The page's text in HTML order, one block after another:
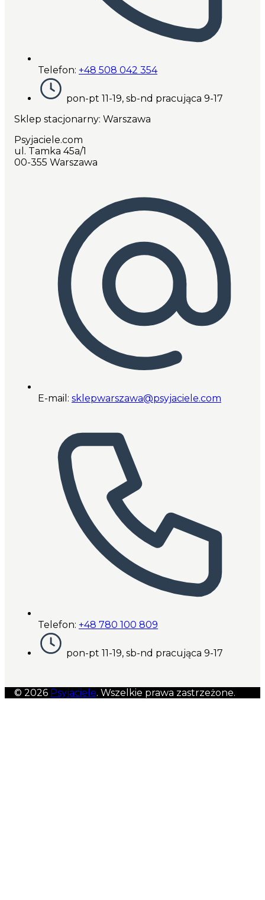
Telefon: +48 508 042 354
pon-pt 11-19, sb-nd pracująca 9-17
Sklep stacjonarny: Warszawa
Psyjaciele.com
ul. Tamka 45a/1
00-355 Warszawa
E-mail: sklepwarszawa@psyjaciele.com
Telefon: +48 780 100 809
pon-pt 11-19, sb-nd pracująca 9-17
© 2026 Psyjaciele. Wszelkie prawa zastrzeżone.